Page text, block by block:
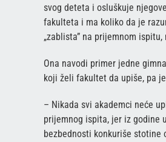
svog deteta i osluškuje
fakulteta i ma koliko da je
„zablista” na prijemnom
Ona navodi primer jedne
koji želi fakultet da upiše, pa
– Nikada svi akademci neće
prijemnog ispita, jer iz godine
bezbednosti konkuriše stotine